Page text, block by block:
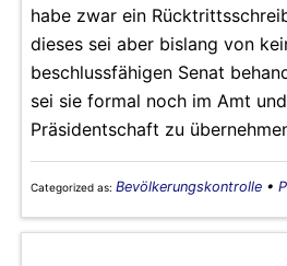
habe zwar ein
dieses sei aber bislang von
beschlussfähigen Senat
sei sie formal noch im Amt
Präsidentschaft zu
Categorized as: Bevölkerungskontrolle •